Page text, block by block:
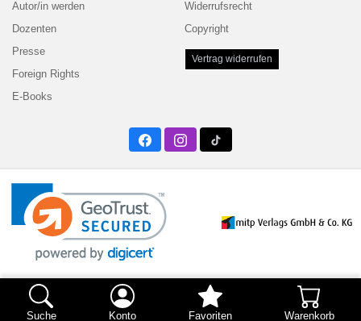
Suche Konto Favoriten Warenkorb
Autor/in werden
Dozenten
Presse
Foreign Rights
E-Books
Widerrufsrecht
Copyright
Vertrag widerrufen
FacebookInstagramTwitter